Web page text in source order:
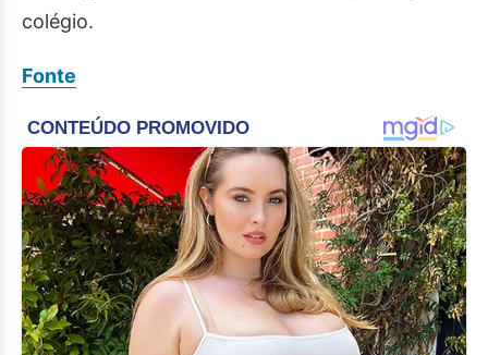
colégio.
Fonte